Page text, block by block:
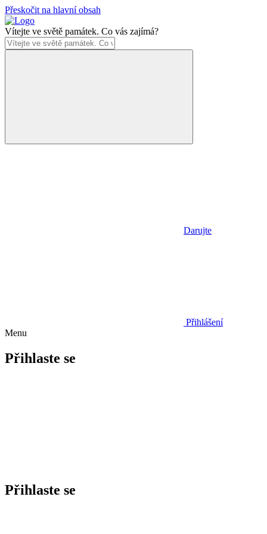
Přeskočit na hlavní obsah
Vítejte ve světě památek. Co vás zajímá?
Darujte
Přihlášení
Menu
Přihlaste se
Přihlaste se